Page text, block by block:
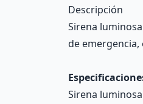
Descripción
Sirena
de emergencia,
Sirena